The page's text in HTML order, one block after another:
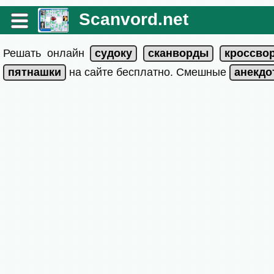
Scanvord.net
Решать онлайн
на сайте бесплатно. Смешные